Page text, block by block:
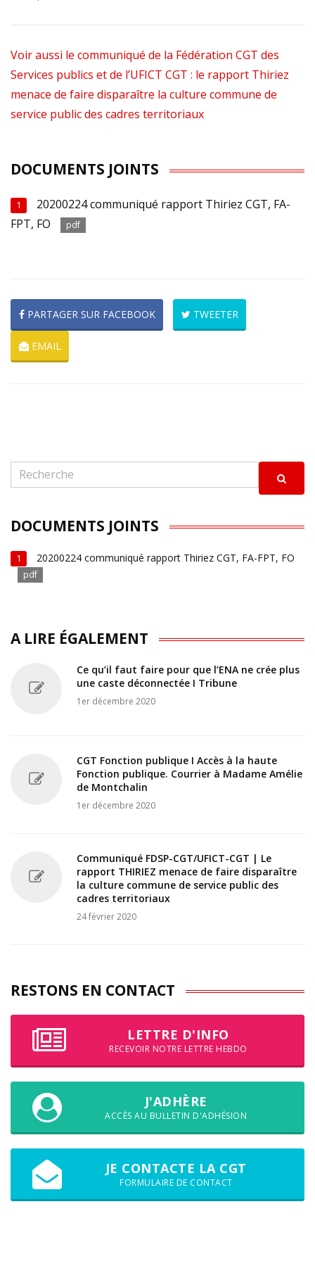
Voir aussi le communiqué de la Fédération CGT des
Services publics et de l’UFICT CGT : le rapport Thiriez
menace de faire disparaître la culture commune de
service public des cadres territoriaux
DOCUMENTS JOINTS
1
20200224 communiqué rapport Thiriez CGT, FA-
FPT, FO
pdf
PARTAGER SUR FACEBOOK TWEETER
EMAIL
DOCUMENTS JOINTS
1 20200224 communiqué rapport Thiriez CGT, FA-FPT, FO
pdf
A LIRE ÉGALEMENT
Ce qu’il faut faire pour que l’ENA ne crée plus
une caste déconnectée I Tribune
1er décembre 2020
CGT Fonction publique I Accès à la haute
Fonction publique. Courrier à Madame Amélie
de Montchalin
1er décembre 2020
Communiqué FDSP-CGT/UFICT-CGT | Le
rapport THIRIEZ menace de faire disparaître
la culture commune de service public des
cadres territoriaux
24 février 2020
RESTONS EN CONTACT
LETTRE D'INFO
RECEVOIR NOTRE LETTRE HEBDO
J'ADHÈRE
ACCÈS AU BULLETIN D'ADHÉSION
JE CONTACTE LA CGT
FORMULAIRE DE CONTACT